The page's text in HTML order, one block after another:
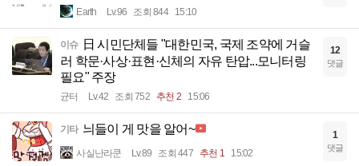
Earth Lv.96 조회 844 15:10
이슈
日 시민단체들 "대한민국, 국제 조약에 거슬
러 학문·사상·표현·신체의 자유 탄압...모니터링
필요" 주장
균터 Lv.42 조회 752 추천 2 15:06
12
댓글
기타 늬들이 게 맛을 알어~
사실난라쿤 Lv.89 조회 447 추천 1 15:02
1
댓글